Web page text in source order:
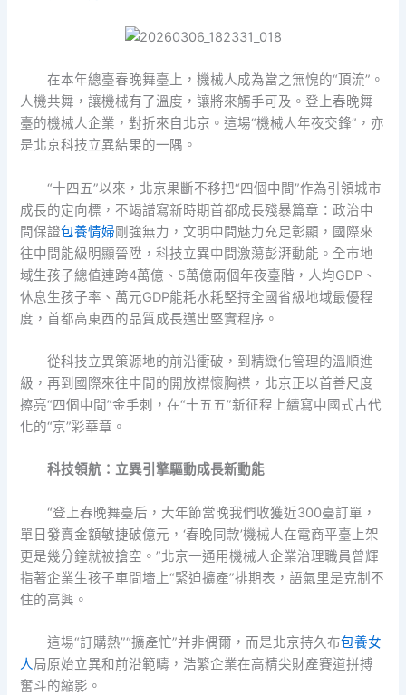
在本年總臺春晚舞臺上，機械人成為當之無愧的“頂流”。
人機共舞，讓機械有了溫度，讓將來觸手可及。登上春晚舞
臺的機械人企業，對折來自北京。這場“機械人年夜交鋒”，亦
是北京科技立異結果的一隅。
“十四五”以來，北京果斷不移把“四個中間”作為引領城市
成長的定向標，不竭譜寫新時期首都成長殘暴篇章：政治中
間保證包養情婦剛強無力，文明中間魅力充足彰顯，國際來
往中間能級明顯晉陞，科技立異中間激蕩彭湃動能。全市地
域生孩子總值連跨4萬億、5萬億兩個年夜臺階，人均GDP、
休息生孩子率、萬元GDP能耗水耗堅持全國省級地域最優程
度，首都高東西的品質成長邁出堅實程序。
從科技立異策源地的前沿衝破，到精緻化管理的溫順進
級，再到國際來往中間的開放襟懷胸襟，北京正以首善尺度
擦亮“四個中間”金手刺，在“十五五”新征程上續寫中國式古代
化的“京”彩華章。
科技領航：立異引擎驅動成長新動能
“登上春晚舞臺后，大年節當晚我們收獲近300臺訂單，
單日發賣金額敏捷破億元，‘春晚同款’機械人在電商平臺上架
更是幾分鐘就被搶空。”北京一通用機械人企業治理職員曾輝
指著企業生孩子車間墻上“緊迫擴產”排期表，語氣里是克制不
住的高興。
這場“訂購熱”“擴產忙”并非偶爾，而是北京持久布包養女
人局原始立異和前沿範疇，浩繁企業在高精尖財產賽道拼搏
奮斗的縮影。